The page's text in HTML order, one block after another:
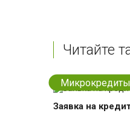
Читайте
Микрокредиты
Заявка на